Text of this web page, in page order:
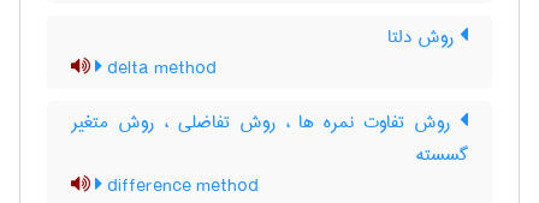
روش دلتا
delta method
روش تفاوت نمره ها ، روش تفاضلی ، روش متغیر
گسسته
difference method